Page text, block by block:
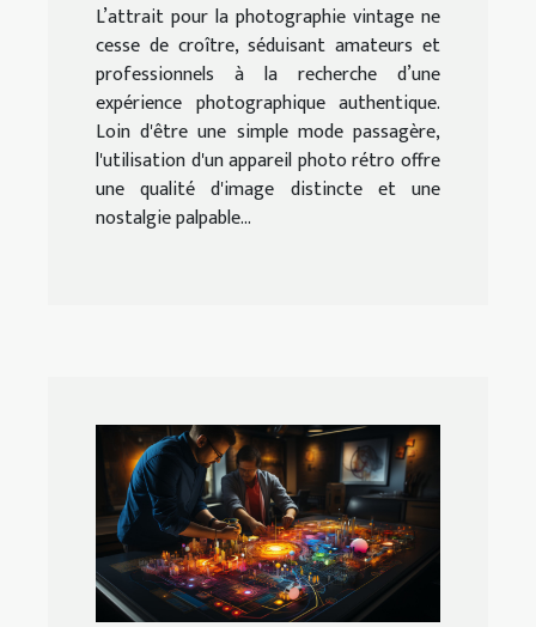
L’attrait pour la photographie vintage ne
cesse de croître, séduisant amateurs et
professionnels à la recherche d’une
expérience photographique authentique.
Loin d'être une simple mode passagère,
l'utilisation d'un appareil photo rétro offre
une qualité d'image distincte et une
nostalgie palpable...